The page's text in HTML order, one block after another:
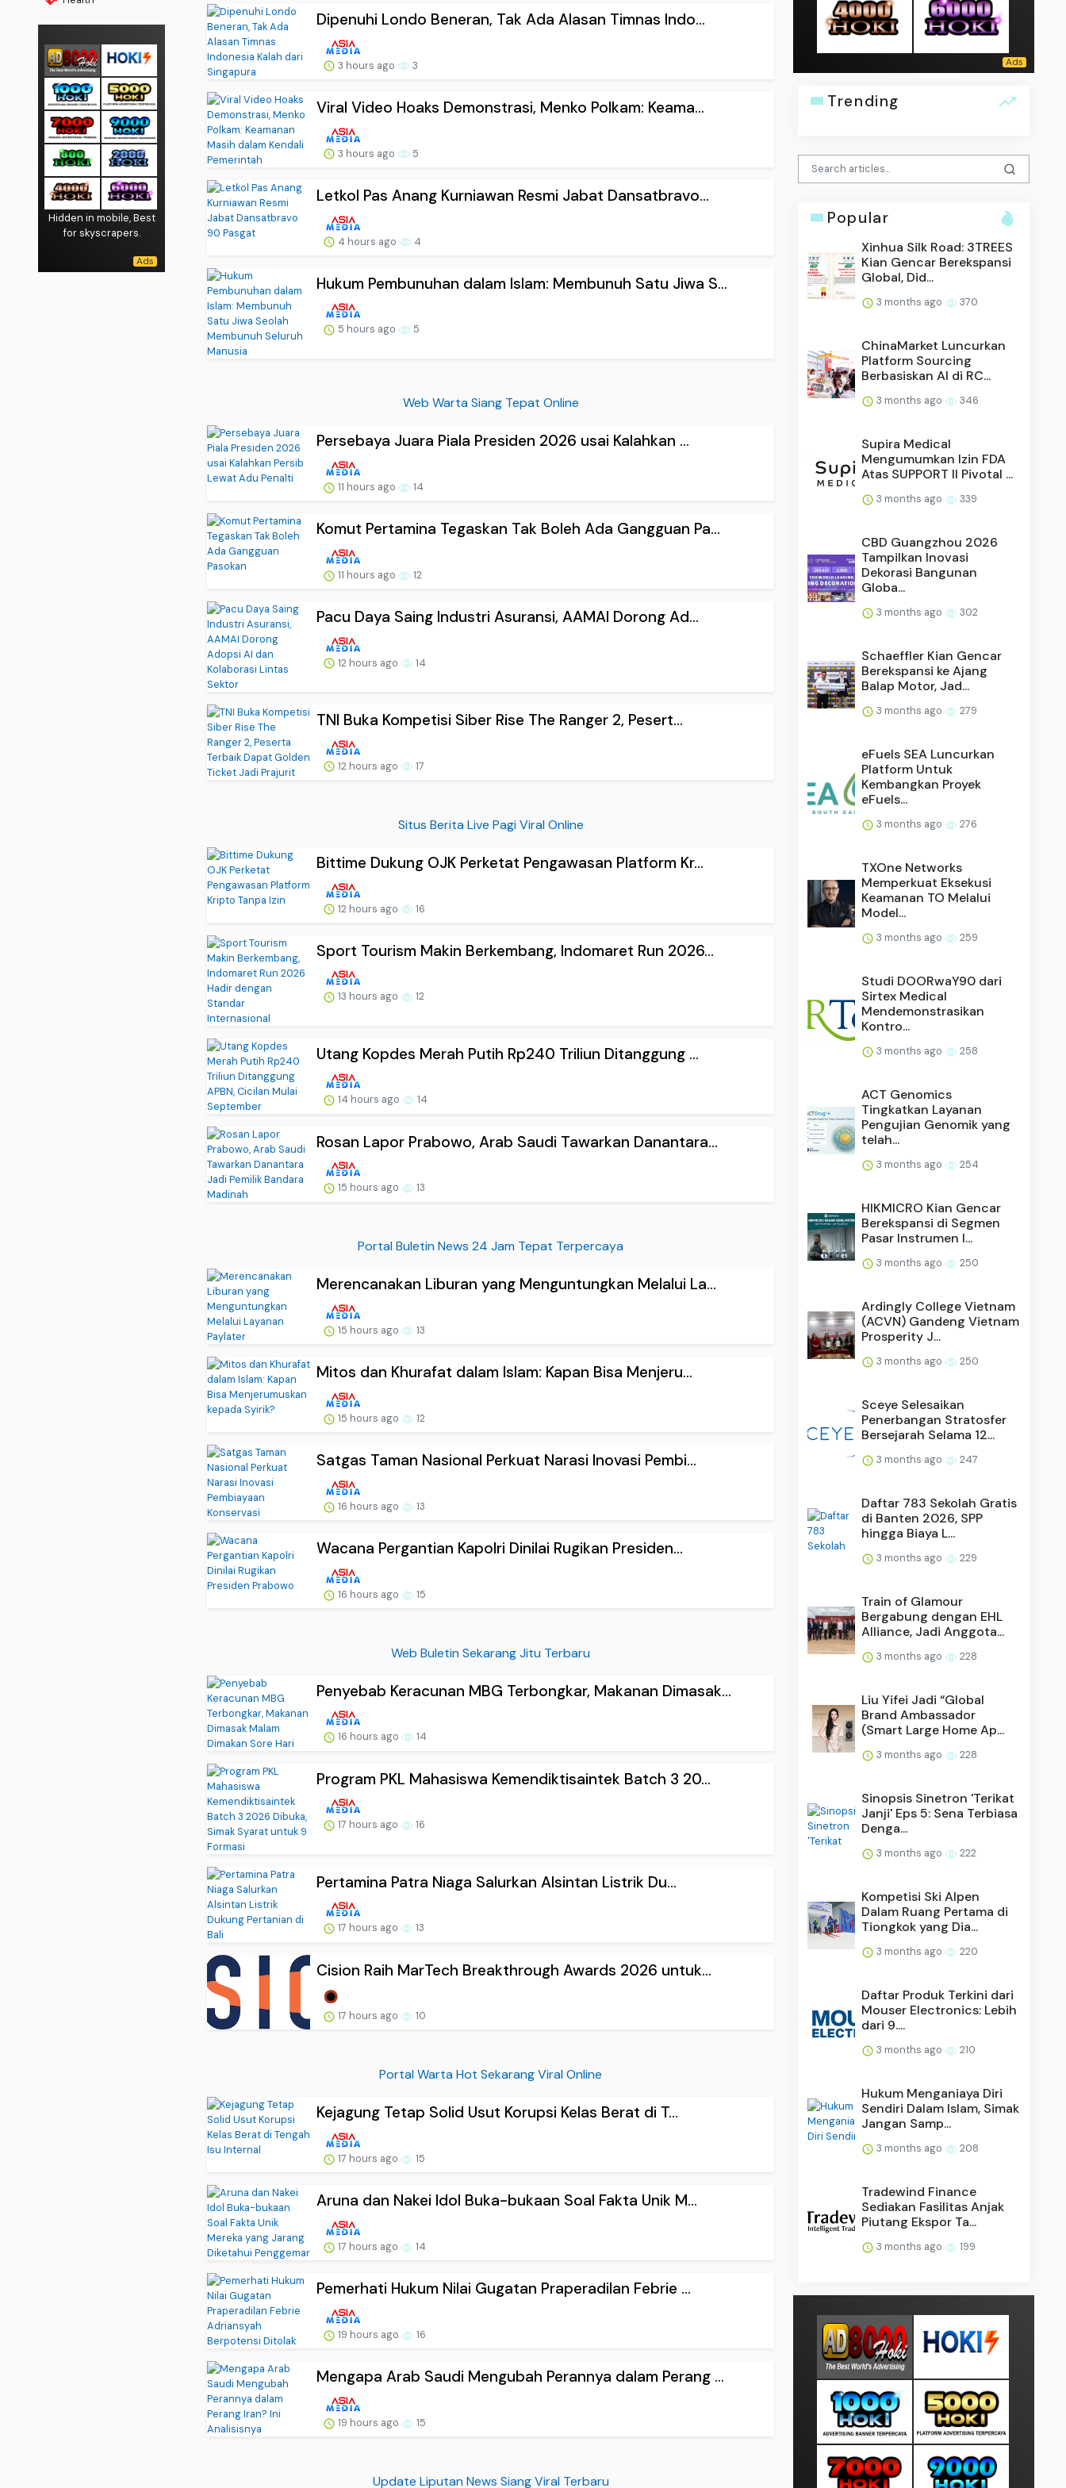
Hidden in mobile, Best
for skyscrapers.
Dipenuhi Londo Beneran, Tak Ada Alasan Timnas Indo...
3 hours ago 3
Viral Video Hoaks Demonstrasi, Menko Polkam: Keama...
3 hours ago 5
Letkol Pas Anang Kurniawan Resmi Jabat Dansatbravo...
4 hours ago 4
Hukum Pembunuhan dalam Islam: Membunuh Satu Jiwa S...
5 hours ago 5
Web Warta Siang Tepat Online
Persebaya Juara Piala Presiden 2026 usai Kalahkan ...
11 hours ago 14
Komut Pertamina Tegaskan Tak Boleh Ada Gangguan Pa...
11 hours ago 12
Pacu Daya Saing Industri Asuransi, AAMAI Dorong Ad...
12 hours ago 14
TNI Buka Kompetisi Siber Rise The Ranger 2, Pesert...
12 hours ago 17
Situs Berita Live Pagi Viral Online
Bittime Dukung OJK Perketat Pengawasan Platform Kr...
12 hours ago 16
Sport Tourism Makin Berkembang, Indomaret Run 2026...
13 hours ago 12
Utang Kopdes Merah Putih Rp240 Triliun Ditanggung ...
14 hours ago 14
Rosan Lapor Prabowo, Arab Saudi Tawarkan Danantara...
15 hours ago 13
Portal Buletin News 24 Jam Tepat Terpercaya
Merencanakan Liburan yang Menguntungkan Melalui La...
15 hours ago 13
Mitos dan Khurafat dalam Islam: Kapan Bisa Menjeru...
15 hours ago 12
Satgas Taman Nasional Perkuat Narasi Inovasi Pembi...
16 hours ago 13
Wacana Pergantian Kapolri Dinilai Rugikan Presiden...
16 hours ago 15
Web Buletin Sekarang Jitu Terbaru
Penyebab Keracunan MBG Terbongkar, Makanan Dimasak...
16 hours ago 14
Program PKL Mahasiswa Kemendiktisaintek Batch 3 20...
17 hours ago 16
Pertamina Patra Niaga Salurkan Alsintan Listrik Du...
17 hours ago 13
Cision Raih MarTech Breakthrough Awards 2026 untuk...
17 hours ago 10
Portal Warta Hot Sekarang Viral Online
Kejagung Tetap Solid Usut Korupsi Kelas Berat di T...
17 hours ago 15
Aruna dan Nakei Idol Buka-bukaan Soal Fakta Unik M...
17 hours ago 14
Pemerhati Hukum Nilai Gugatan Praperadilan Febrie ...
19 hours ago 16
Mengapa Arab Saudi Mengubah Perannya dalam Perang ...
19 hours ago 15
Update Liputan News Siang Viral Terbaru
Trending
Popular
Xinhua Silk Road: 3TREES
Kian Gencar Berekspansi
Global, Did...
3 months ago 370
ChinaMarket Luncurkan
Platform Sourcing
Berbasiskan AI di RC...
3 months ago 346
Supira Medical
Mengumumkan Izin FDA
Atas SUPPORT II Pivotal ...
3 months ago 339
CBD Guangzhou 2026
Tampilkan Inovasi
Dekorasi Bangunan
Globa...
3 months ago 302
Schaeffler Kian Gencar
Berekspansi ke Ajang
Balap Motor, Jad...
3 months ago 279
eFuels SEA Luncurkan
Platform Untuk
Kembangkan Proyek
eFuels...
3 months ago 276
TXOne Networks
Memperkuat Eksekusi
Keamanan TO Melalui
Model...
3 months ago 259
Studi DOORwaY90 dari
Sirtex Medical
Mendemonstrasikan
Kontro...
3 months ago 258
ACT Genomics
Tingkatkan Layanan
Pengujian Genomik yang
telah...
3 months ago 254
HIKMICRO Kian Gencar
Berekspansi di Segmen
Pasar Instrumen I...
3 months ago 250
Ardingly College Vietnam
(ACVN) Gandeng Vietnam
Prosperity J...
3 months ago 250
Sceye Selesaikan
Penerbangan Stratosfer
Bersejarah Selama 12...
3 months ago 247
Daftar 783 Sekolah Gratis
di Banten 2026, SPP
hingga Biaya L...
3 months ago 229
Train of Glamour
Bergabung dengan EHL
Alliance, Jadi Anggota...
3 months ago 228
Liu Yifei Jadi “Global
Brand Ambassador
(Smart Large Home Ap...
3 months ago 228
Sinopsis Sinetron 'Terikat
Janji' Eps 5: Sena Terbiasa
Denga...
3 months ago 222
Kompetisi Ski Alpen
Dalam Ruang Pertama di
Tiongkok yang Dia...
3 months ago 220
Daftar Produk Terkini dari
Mouser Electronics: Lebih
dari 9....
3 months ago 210
Hukum Menganiaya Diri
Sendiri Dalam Islam, Simak
Jangan Samp...
3 months ago 208
Tradewind Finance
Sediakan Fasilitas Anjak
Piutang Ekspor Ta...
3 months ago 199